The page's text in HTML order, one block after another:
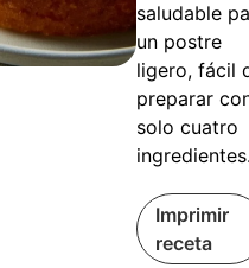
saludable
un postre
ligero, fácil
preparar
solo cuatro
ingredientes.
Imprimir
receta